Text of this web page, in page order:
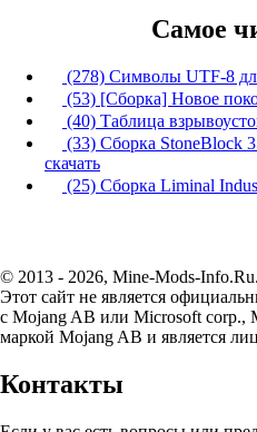
Самое
(278) Символы UTF-8
(53) [Сборка] Новое
(40) Таблица
(33) Сборка StoneBlock
скачать
(25) Сборка Liminal
© 2013 - 2026, Mine-Mods-
Этот сайт не является
с Mojang AB или Microsoft corp.,
маркой Mojang AB и является
Контакты